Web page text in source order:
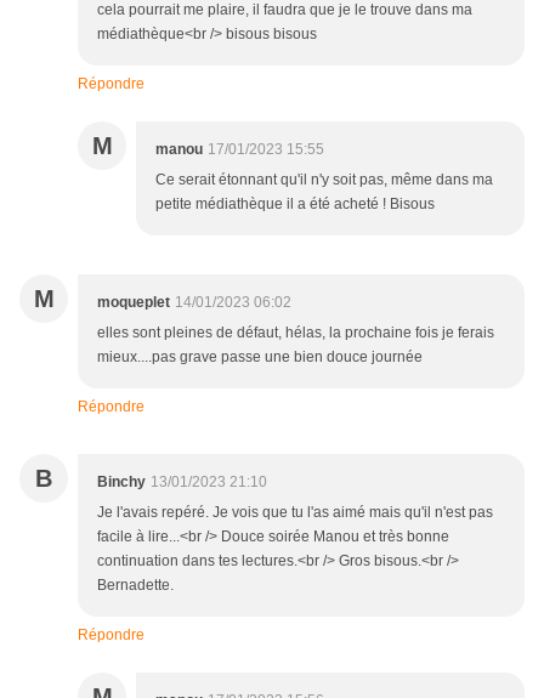
cela pourrait me plaire, il faudra que je le trouve dans ma
médiathèque<br /> bisous bisous
Répondre
M manou 17/01/2023 15:55
Ce serait étonnant qu'il n'y soit pas, même dans ma
petite médiathèque il a été acheté ! Bisous
M moqueplet 14/01/2023 06:02
elles sont pleines de défaut, hélas, la prochaine fois je ferais
mieux....pas grave passe une bien douce journée
Répondre
B Binchy 13/01/2023 21:10
Je l'avais repéré. Je vois que tu l'as aimé mais qu'il n'est pas
facile à lire...<br /> Douce soirée Manou et très bonne
continuation dans tes lectures.<br /> Gros bisous.<br />
Bernadette.
Répondre